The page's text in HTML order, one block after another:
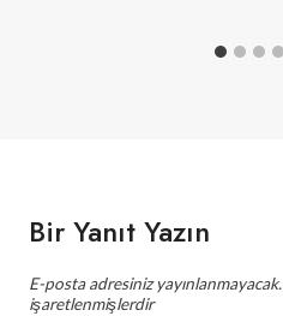
Bir Yanıt Yazın
E-posta adresiniz yayınlanmayacak.
işaretlenmişlerdir